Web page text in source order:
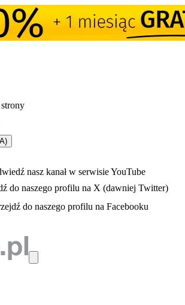
się w nowej karcie
- otwiera się w nowej karcie
nasz kanał w serwisie YouTube
w nowej karcie
do naszego profilu na X (dawniej Twitter)
- otwiera się w nowej karcie
do naszego profilu na Facebooku